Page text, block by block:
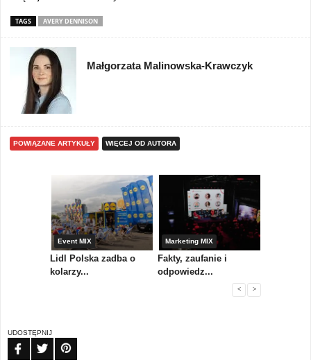
TAGS AVERY DENNISON
Małgorzata Malinowska-Krawczyk
POWIĄZANE ARTYKUŁY WIĘCEJ OD AUTORA
Event MIX
Lidl Polska zadba o
kolarzy...
Marketing MIX
Fakty, zaufanie i
odpowiedz...
< >
UDOSTĘPNIJ